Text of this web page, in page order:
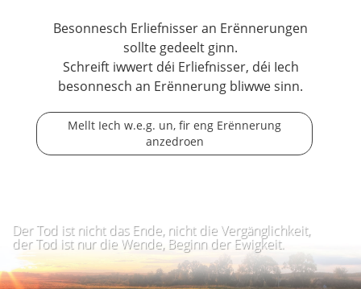
Besonnesch Erliefnisser an Erënnerungen
sollte gedeelt ginn.
Schreift iwwert déi Erliefnisser, déi Iech
besonnesch an Erënnerung bliwwe sinn.
Mellt Iech w.e.g. un, fir eng Erënnerung
anzedroen
Der Tod ist nicht das Ende, nicht die Vergänglichkeit,
der Tod ist nur die Wende, Beginn der Ewigkeit.